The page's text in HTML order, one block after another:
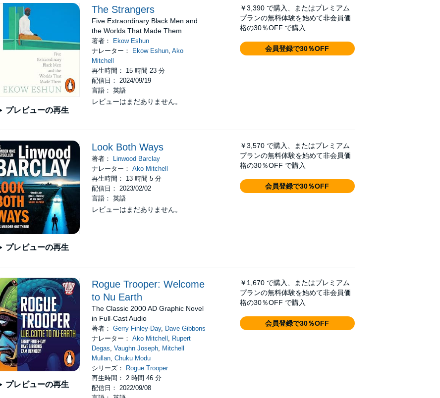
プレビューの再生
The Strangers
Five Extraordinary Black Men and
the Worlds That Made Them
著者：
Ekow Eshun
ナレーター：
Ekow Eshun,Ako
Mitchell
再生時間： 15 時間 23 分
配信日： 2024/09/19
言語： 英語
レビューはまだありません。
￥3,390 で購入、またはプレミアム
プランの無料体験を始めて非会員価
格の30％OFF で購入
会員登録で30％OFF
プレビューの再生
Look Both Ways
著者： Linwood Barclay
ナレーター：Ako Mitchell
再生時間： 13 時間 5 分
配信日： 2023/02/02
言語： 英語
レビューはまだありません。
￥3,570 で購入、またはプレミアム
プランの無料体験を始めて非会員価
格の30％OFF で購入
会員登録で30％OFF
プレビューの再生
Rogue Trooper: Welcome
to Nu Earth
The Classic 2000 AD Graphic Novel
in Full-Cast Audio
著者：Gerry Finley-Day, Dave Gibbons
ナレーター：Ako Mitchell
Rupert
Degas ,Vaughn Joseph
Mitchell
Mullan ,Chuku Modu
シリーズ：
Rogue Trooper
再生時間： 2 時間 46 分
配信日： 2022/09/08
￥1,670 で購入、またはプレミアム
プランの無料体験を始めて非会員価
格の30％OFF で購入
会員登録で30％OFF